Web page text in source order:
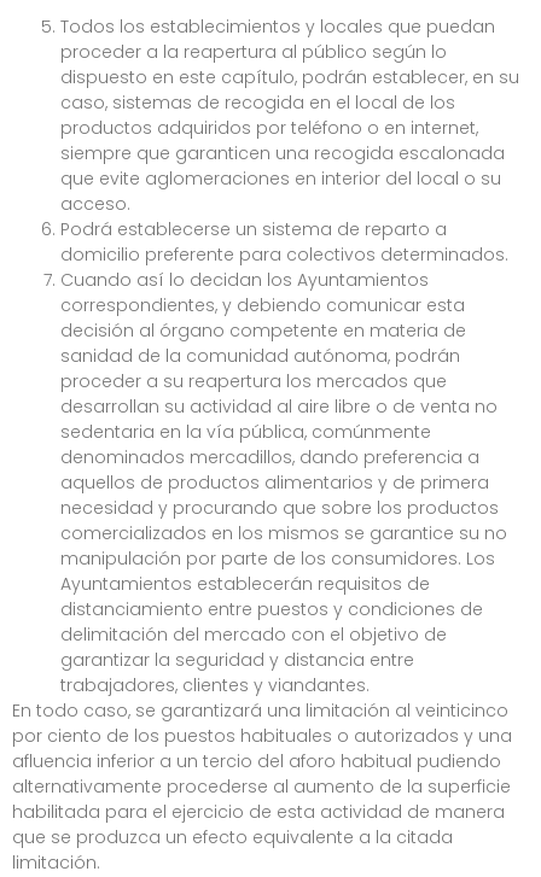
Todos los establecimientos y locales que puedan
proceder a la reapertura al público según lo
dispuesto en este capítulo, podrán establecer, en su
caso, sistemas de recogida en el local de los
productos adquiridos por teléfono o en internet,
siempre que garanticen una recogida escalonada
que evite aglomeraciones en interior del local o su
acceso.
Podrá establecerse un sistema de reparto a
domicilio preferente para colectivos determinados.
Cuando así lo decidan los Ayuntamientos
correspondientes, y debiendo comunicar esta
decisión al órgano competente en materia de
sanidad de la comunidad autónoma, podrán
proceder a su reapertura los mercados que
desarrollan su actividad al aire libre o de venta no
sedentaria en la vía pública, comúnmente
denominados mercadillos, dando preferencia a
aquellos de productos alimentarios y de primera
necesidad y procurando que sobre los productos
comercializados en los mismos se garantice su no
manipulación por parte de los consumidores. Los
Ayuntamientos establecerán requisitos de
distanciamiento entre puestos y condiciones de
delimitación del mercado con el objetivo de
garantizar la seguridad y distancia entre
trabajadores, clientes y viandantes.
En todo caso, se garantizará una limitación al veinticinco
por ciento de los puestos habituales o autorizados y una
afluencia inferior a un tercio del aforo habitual pudiendo
alternativamente procederse al aumento de la superficie
habilitada para el ejercicio de esta actividad de manera
que se produzca un efecto equivalente a la citada
limitación.